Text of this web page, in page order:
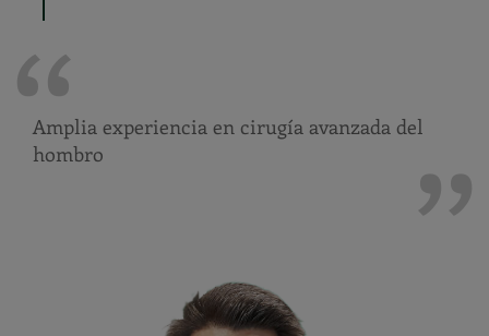
Amplia experiencia en cirugía avanzada del
hombro